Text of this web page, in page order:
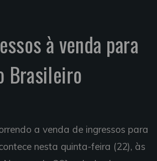
à venda para
Brasileiro
a venda de ingressos para
nesta quinta-feira (22), às